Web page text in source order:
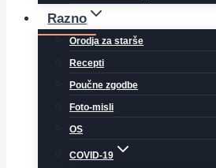
Razno
Orodja za starše
Recepti
Poučne zgodbe
Foto-misli
OS
COVID-19